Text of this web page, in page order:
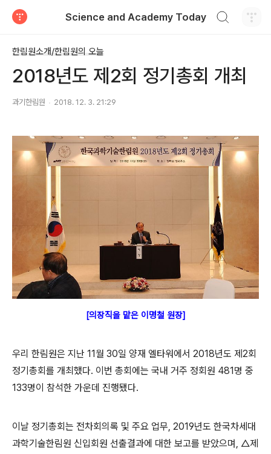
Science and Academy Today
한림원소개/한림원의 오늘
2018년도 제2회 정기총회 개최
과기한림원 2018. 12. 3. 21:29
[의장직을 맡은 이명철 원장]
우리 한림원은 지난 11월 30일 양재 엘타워에서 2018년도 제2회
정기총회를 개최했다. 이번 총회에는 국내 거주 정회원 481명 중
133명이 참석한 가운데 진행됐다.
이날 정기총회는 전차회의록 및 주요 업무, 2019년도 한국차세대
과학기술한림원 신입회원 선출결과에 대한 보고를 받았으며, △제